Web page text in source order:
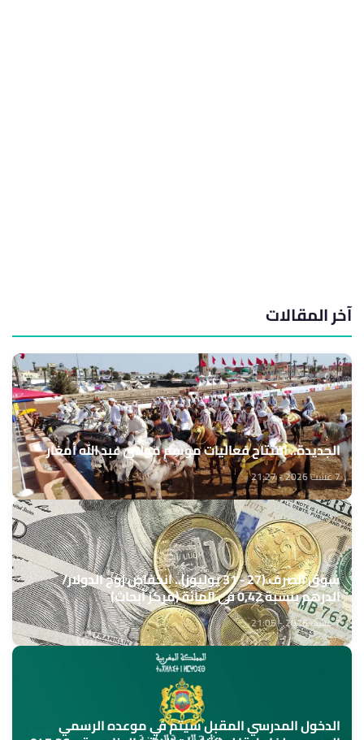
آخر المقالات
الجديدة.. افتتاح فعاليات موسم مولاي عبد الله أمغار
7 غشت 2026 - 21:27
سوق الصرف (27 - 31 يوليوز).. انخفاض زوج الدولار/
الدرهم بنسبة 0,42 في المائة (مركز أبحاث)
7 غشت 2026 - 21:05
الدخول المدرسي المقبل سیتم في موعده الرسمي